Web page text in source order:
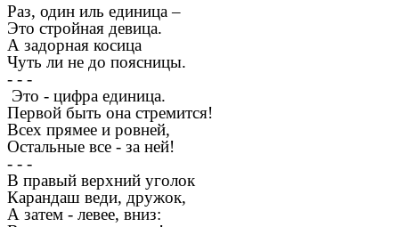
Раз, один иль единица –
Это стройная девица.
А задорная косица
Чуть ли не до поясницы.
- - -
Это - цифра единица.
Первой быть она стремится!
Всех прямее и ровней,
Остальные все - за ней!
- - -
В правый верхний уголок
Карандаш веди, дружок,
А затем - левее, вниз: